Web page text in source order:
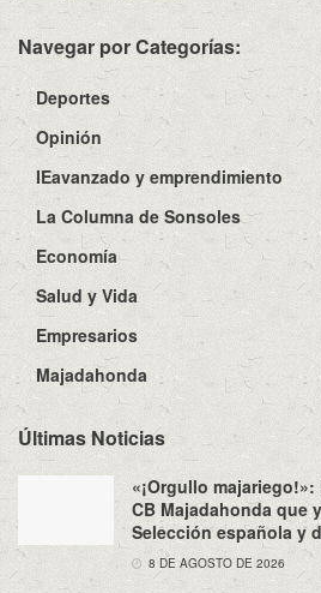
Navegar por Categorías:
Deportes
Opinión
IEavanzado y emprendimiento
La Columna de Sonsoles
Economía
Salud y Vida
Empresarios
Majadahonda
Últimas Noticias
«¡Orgullo
CB Majadahonda que
Selección española y
8 DE AGOSTO DE 2026